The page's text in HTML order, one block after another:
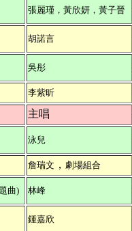
張麗瑾，黃欣妍，黃子晉
胡諾言
吳彤
李紫昕
主唱
泳兒
詹瑞文 ， 劇場組合
曲) 林峰
鍾嘉欣